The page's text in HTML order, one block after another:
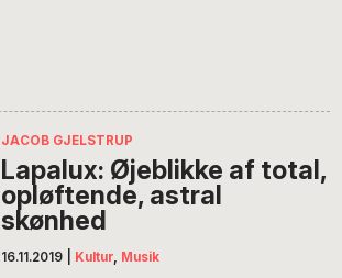
JACOB GJELSTRUP
Lapalux: Øjeblikke af total,
opløftende, astral
skønhed
16.11.2019 Kultur, Musik